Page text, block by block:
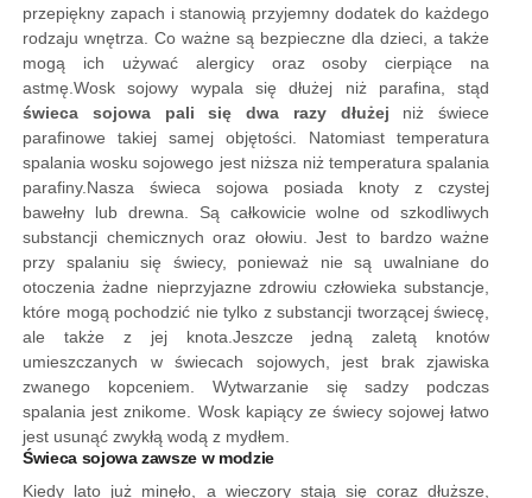
przepiękny zapach i stanowią przyjemny dodatek do każdego
rodzaju wnętrza. Co ważne są bezpieczne dla dzieci, a także
mogą ich używać alergicy oraz osoby cierpiące na
astmę.Wosk sojowy wypala się dłużej niż parafina, stąd
świeca sojowa pali się dwa razy dłużej niż świece
parafinowe takiej samej objętości. Natomiast temperatura
spalania wosku sojowego jest niższa niż temperatura spalania
parafiny. Nasza świeca sojowa posiada knoty z czystej
bawełny lub drewna. Są całkowicie wolne od szkodliwych
substancji chemicznych oraz ołowiu. Jest to bardzo ważne
przy spalaniu się świecy, ponieważ nie są uwalniane do
otoczenia żadne nieprzyjazne zdrowiu człowieka substancje,
które mogą pochodzić nie tylko z substancji tworzącej świecę,
ale także z jej knota.Jeszcze jedną zaletą knotów
umieszczanych w świecach sojowych, jest brak zjawiska
zwanego kopceniem. Wytwarzanie się sadzy podczas
spalania jest znikome. Wosk kapiący ze świecy sojowej łatwo
jest usunąć zwykłą wodą z mydłem.
Świeca sojowa zawsze w modzie
Kiedy lato już minęło, a wieczory stają się coraz dłuższe,